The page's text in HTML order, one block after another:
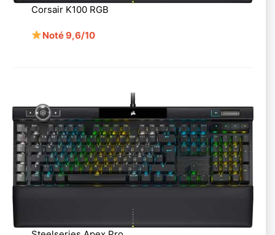
Corsair K100 RGB
Noté 9,6/10